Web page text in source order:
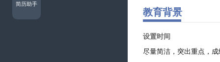
简历助手
教育背景